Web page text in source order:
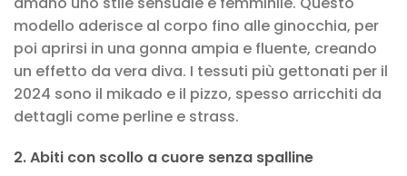
modello aderisce al corpo fino alle ginocchia, per
poi aprirsi in una gonna ampia e fluente, creando
un effetto da vera diva. I tessuti più gettonati per il
2024 sono il mikado e il pizzo, spesso arricchiti da
dettagli come perline e strass.
2. Abiti con scollo a cuore senza spalline